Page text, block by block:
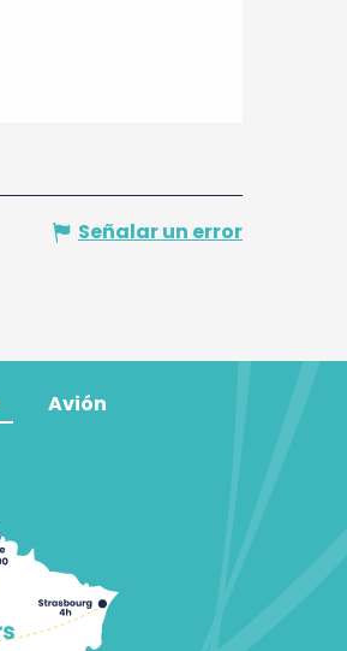
Señalar un error
Avión